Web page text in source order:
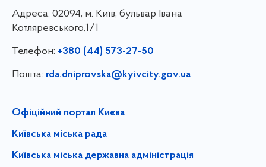
Адреса: 02094, м. Київ, бульвар Івана
Котляревського,1/1
Телефон: +380 (44) 573-27-50
Пошта: rda.dniprovska@kyivcity.gov.ua
Офіційний портал Києва
Київська міська рада
Київська міська державна адміністрація